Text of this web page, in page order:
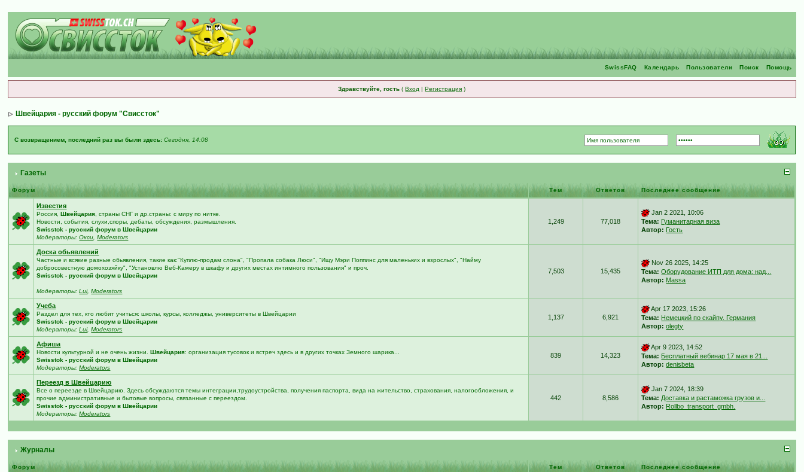
Помощь
Поиск
Пользователи
Календарь
SwissFAQ
Здравствуйте, гость (Вход |Регистрация )
Швейцария - русский форум "Свиссток"
С возвращением, последний раз вы были здесь:Сегодня, 14:08
Газеты
Форум Тем Ответов Последнее сообщение
Известия
Россия,Швейцария , страны СНГ и др.страны: с миру по нитке.
Новости, события, слухи,споры, дебаты, обсуждения, размышления.
Swisstok - русский форум в Швейцарии
Модераторы:Окси ,Moderators
1,249 77,018
Jan 2 2021, 10:06
Тема: Гуманитарная виза
Автор: Гость
Доска обьявлений
Частные и всякие разные обьявления, такие как:"Куплю-продам слона", "Пропала собака Люси", "Ищу Мэри Поппинс для маленьких и взрослых", "Найму
добросовестную домохозяйку", "Установлю Веб-Камеру в шкафу и других местах интимного пользования" и проч.
Swisstok - русский форум в Швейцарии
Модераторы:Lui,Moderators
7,503 15,435
Nov 26 2025, 14:25
Тема: Оборудование ИТП для дома: над...
Автор: Massa
Учеба
Раздел для тех, кто любит учиться: школы, курсы, колледжы, университеты в Швейцарии
Swisstok - русский форум в Швейцарии
Модераторы:Lui,Moderators
1,137 6,921
Apr 17 2023, 15:26
Тема: Немецкий по скайпу. Германия
Автор: olegty
Афиша
Новости культурной и не очень жизни.Швейцария: организация тусовок и встреч здесь и в других точках Земного шарика...
Swisstok - русский форум в Швейцарии
Модераторы:Moderators
839 14,323
Apr 9 2023, 14:52
Тема: Бесплатный вебинар 17 мая в 21...
Автор: denisbeta
Переезд в Швейцарию
Все о переезде в Швейцарию. Здесь обсуждаются темы интеграции,трудоустройства, получения паспорта, вида на жительство, страхования, налогообложения, и
прочие административные и бытовые вопросы, связанные с переездом.
Swisstok - русский форум в Швейцарии
Модераторы:Moderators
442 8,586
Jan 7 2024, 18:39
Тема: Доставка и растаможка грузов и...
Автор: Rollbo_transport_gmbh.
Журналы
Форум Тем Ответов Последнее сообщение